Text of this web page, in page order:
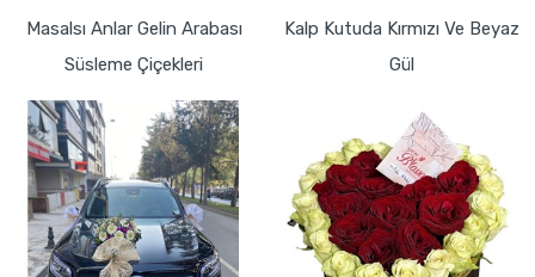
Masalsı Anlar Gelin Arabası
Süsleme Çiçekleri
Kalp Kutuda Kırmızı Ve Beyaz
Gül